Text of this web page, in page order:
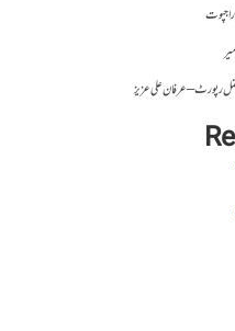
راجپوت
رپورٹ – عرفان علی عزیز